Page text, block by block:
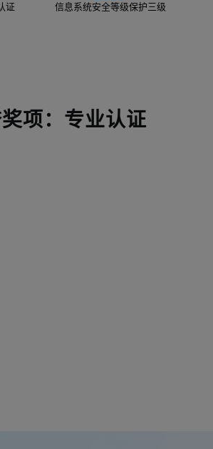
证 信息系统安全等级保护三级
项：专业认证